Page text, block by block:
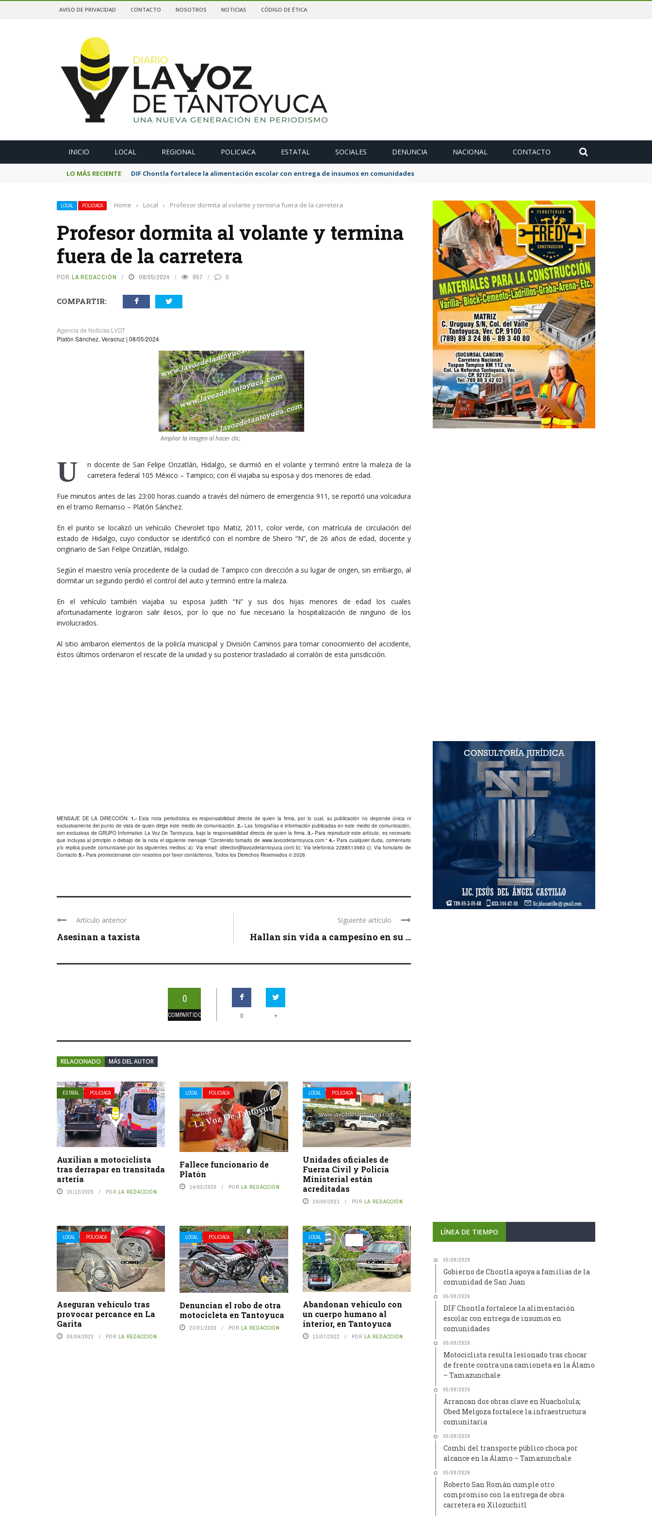
AVISO DE PRIVACIDAD CONTACTO NOSOTROS NOTICIAS CÓDIGO DE ÉTICA
INICIO LOCAL REGIONAL POLICIACA ESTATAL SOCIALES DENUNCIA NACIONAL CONTACTO
LO MÁS RECIENTE DIF Chontla fortalece la alimentación escolar con entrega de insumos en comunidades
LOCAL POLICIACA Home › Local › Profesor dormita al volante y termina fuera de la carretera
Profesor dormita al volante y termina
fuera de la carretera
POR LA REDACCIÓN 08/05/2024 957 0
COMPARTIR:
Agencia de Noticias LVDT
Platón Sánchez, Veracruz | 08/05/2024
Ampliar la imagen al hacer clic.
U
n docente de San Felipe Orizatlán, Hidalgo, se durmió en el volante y terminó entre la maleza de la
carretera federal 105 México – Tampico; con él viajaba su esposa y dos menores de edad.
Fue minutos antes de las 23:00 horas cuando a través del número de emergencia 911, se reportó una volcadura
en el tramo Remanso – Platón Sánchez.
En el punto se localizó un vehículo Chevrolet tipo Matiz, 2011, color verde, con matrícula de circulación del
estado de Hidalgo, cuyo conductor se identificó con el nombre de Sheiro “N”, de 26 años de edad, docente y
originario de San Felipe Orizatlán, Hidalgo.
Según el maestro venía procedente de la ciudad de Tampico con dirección a su lugar de origen, sin embargo, al
dormitar un segundo perdió el control del auto y terminó entre la maleza.
En el vehículo también viajaba su esposa Judith “N” y sus dos hijas menores de edad los cuales
afortunadamente lograron salir ilesos, por lo que no fue necesario la hospitalización de ninguno de los
involucrados.
Al sitio arribaron elementos de la policía municipal y División Caminos para tomar conocimiento del accidente,
éstos últimos ordenaron el rescate de la unidad y su posterior trasladado al corralón de esta jurisdicción.
MENSAJE DE LA DIRECCIÓN: 1.-Esta nota periodística es responsabilidad directa de quien la firma, por lo cual, su publicación no depende única ni
exclusivamente del punto de vista de quien dirige este medio de comunicación.2.- Las fotografías e información publicadas en este medio de comunicación,
son exclusivas de GRUPO Informativo La Voz De Tantoyuca, bajo la responsabilidad directa de quien la firma. 3.-Para reproducir este artículo, es necesario
que incluyas al principio o debajo de la nota el siguiente mensaje "Contenido tomado de www.lavozdetantoyuca.com."4.- Para cualquier duda, comentario
y/o replica puede comunicarse por los siguientes medios: a): Via email: (director@lavozdetantoyuca.com) b): Via telefónica 2288513983 c): Via fomulario de
Contacto 5.- Para promocionarse con nosotros por favorcontáctenos. Todos los Derechos Reservados © 2026
Artículo anterior
Asesinan a taxista
Siguiente artículo
Hallan sin vida a campesino en su ...
0
COMPARTIDOS 0 +
RELACIONADO MÁS DEL AUTOR
ESTATAL POLICIACA
Auxilian a motociclista
tras derrapar en transitada
arteria
15/12/2025 POR LA REDACCIÓN
LOCAL POLICIACA
Fallece funcionario de
Platón
14/02/2020 POR LA REDACCIÓN
LOCAL POLICIACA
Unidades oficiales de
Fuerza Civil y Policía
Ministerial están
acreditadas
24/09/2021 POR LA REDACCIÓN
LOCAL POLICIACA
Aseguran vehículo tras
provocar percance en La
Garita
08/04/2022 POR LA REDACCIÓN
LOCAL POLICIACA
Denuncian el robo de otra
motocicleta en Tantoyuca
23/01/2020 POR LA REDACCIÓN
LOCAL
Abandonan vehículo con
un cuerpo humano al
interior, en Tantoyuca
13/07/2022 POR LA REDACCIÓN
LÍNEA DE TIEMPO
05/08/2026
Gobierno de Chontla apoya a familias de la
comunidad de San Juan
05/08/2026
DIF Chontla fortalece la alimentación
escolar con entrega de insumos en
comunidades
05/08/2026
Motociclista resulta lesionado tras chocar
de frente contra una camioneta en la Álamo
– Tamazunchale
05/08/2026
Arrancan dos obras clave en Huacholula;
Obed Melgoza fortalece la infraestructura
comunitaria
05/08/2026
Combi del transporte público choca por
alcance en la Álamo – Tamazunchale
05/08/2026
Roberto San Román cumple otro
compromiso con la entrega de obra
carretera en Xilozuchitl